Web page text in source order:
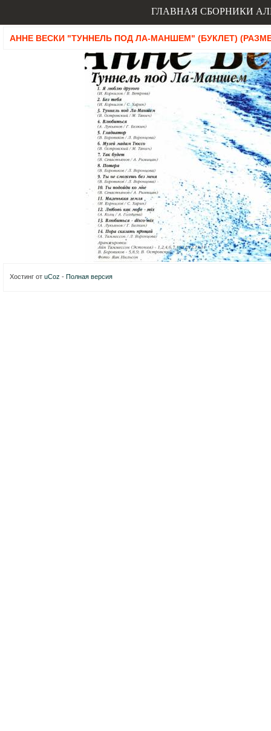
ГЛАВНАЯ СБОРНИКИ
АННЕ ВЕСКИ "ТУННЕЛЬ ПОД ЛА-МАНШЕМ" (БУКЛЕТ) (РАЗМЕР
Хостинг от uCoz - Полная версия